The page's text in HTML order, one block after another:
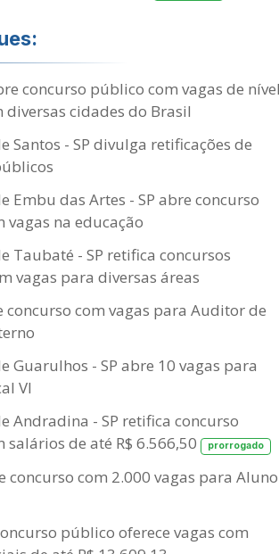
concurso público com vagas de
cidades do Brasil
Santos - SP divulga retificações de
Embu das Artes - SP abre concurso
vagas na educação
Taubaté - SP retifica concursos
vagas para diversas áreas
concurso com vagas para Auditor de
Guarulhos - SP abre 10 vagas para
VI
Andradina - SP retifica concurso
salários de até R$ 6.566,50
prorrogado
concurso com 2.000 vagas para
público oferece vagas com